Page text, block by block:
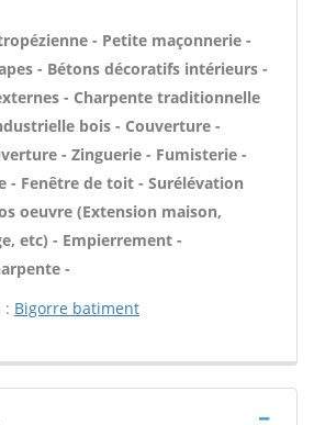
- Petite maçonnerie -
- Bétons décoratifs intérieurs -
- Charpente traditionnelle
bois - Couverture -
- Zinguerie - Fumisterie -
- Fenêtre de toit - Surélévation
oeuvre (Extension maison,
etc) - Empierrement -
-
: Bigorre batiment